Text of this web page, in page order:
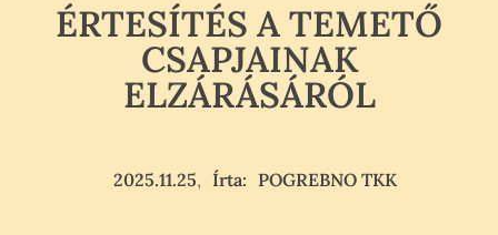
ÉRTESÍTÉS A TEMETŐ
CSAPJAINAK
ELZÁRÁSÁRÓL
2025.11.25 Írta: POGREBNO TKK